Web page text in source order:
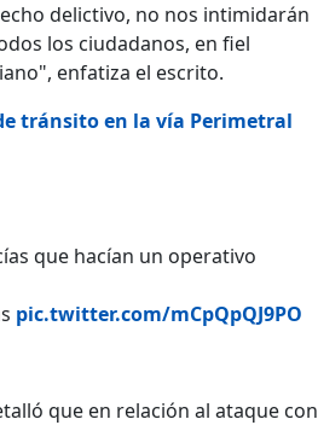
delictivo, no nos intimidarán
los ciudadanos, en fiel
enfatiza el escrito.
tránsito en la vía Perimetral
que hacían un operativo
pic.twitter.com/mCpQpQJ9PO
que en relación al ataque con